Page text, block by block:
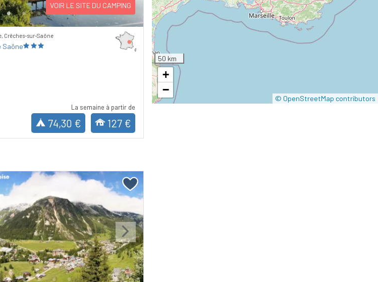
VOIR LE SITE DU CAMPING
Crêches-sur-Saône
Saône
La semaine à partir de
74,30 € 127 €
Next
50 km
+
−
© OpenStreetMap contributors